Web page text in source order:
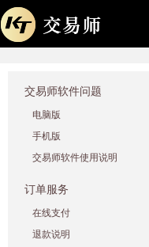
交易师软件问题
电脑版
手机版
交易师软件使用说明
订单服务
在线支付
退款说明